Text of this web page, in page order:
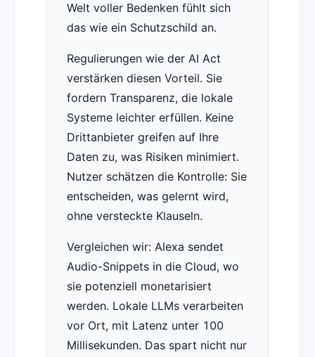
Welt voller Bedenken fühlt sich
das wie ein Schutzschild an.
Regulierungen wie der AI Act
verstärken diesen Vorteil. Sie
fordern Transparenz, die lokale
Systeme leichter erfüllen. Keine
Drittanbieter greifen auf Ihre
Daten zu, was Risiken minimiert.
Nutzer schätzen die Kontrolle: Sie
entscheiden, was gelernt wird,
ohne versteckte Klauseln.
Vergleichen wir: Alexa sendet
Audio-Snippets in die Cloud, wo
sie potenziell monetarisiert
werden. Lokale LLMs verarbeiten
vor Ort, mit Latenz unter 100
Millisekunden. Das spart nicht nur